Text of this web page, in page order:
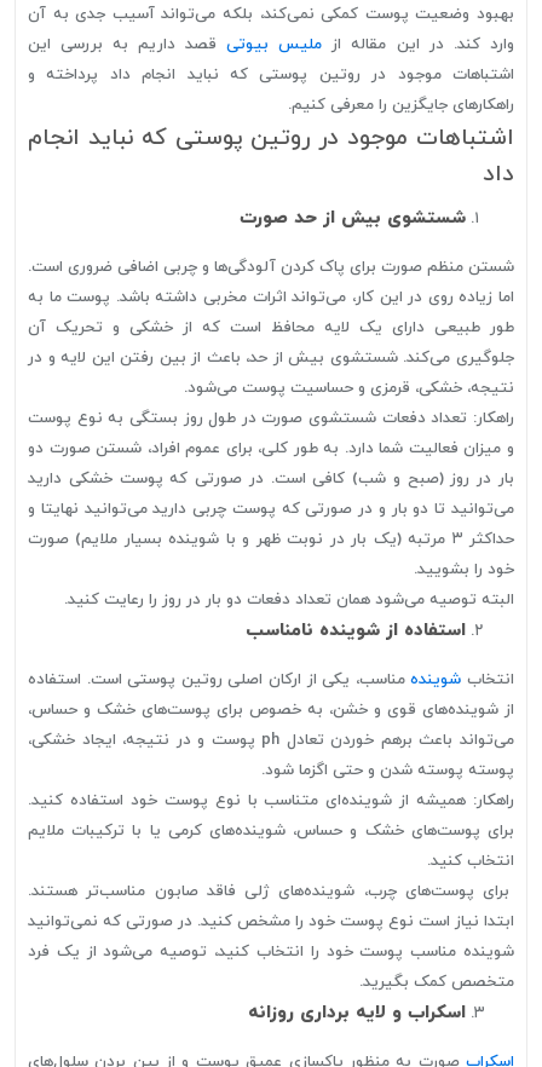
بهبود وضعیت پوست کمکی نمی‌کند، بلکه می‌تواند آسیب جدی به آن
وارد کند. در این مقاله از ملیس بیوتی قصد داریم به بررسی این
اشتباهات موجود در روتین پوستی که نباید انجام داد پرداخته و
راهکارهای جایگزین را معرفی کنیم.
اشتباهات موجود در روتین پوستی که نباید انجام
داد
شستشوی بیش از حد صورت
شستن منظم صورت برای پاک کردن آلودگی‌ها و چربی اضافی ضروری است.
اما زیاده روی در این کار، می‌تواند اثرات مخربی داشته باشد. پوست ما به
طور طبیعی دارای یک لایه محافظ است که از خشکی و تحریک آن
جلوگیری می‌کند. شستشوی بیش از حد، باعث از بین رفتن این لایه و در
نتیجه، خشکی، قرمزی و حساسیت پوست می‌شود.
راهکار: تعداد دفعات شستشوی صورت در طول روز بستگی به نوع پوست
و میزان فعالیت شما دارد. به طور کلی، برای عموم افراد، شستن صورت دو
بار در روز (صبح و شب) کافی است. در صورتی که پوست خشکی دارید
می‌توانید تا دو بار و در صورتی که پوست چربی دارید می‌توانید نهایتا و
حداکثر ۳ مرتبه (یک بار در نوبت ظهر و با شوینده بسیار ملایم) صورت
خود را بشویید.
البته توصیه می‌شود همان تعداد دفعات دو بار در روز را رعایت کنید.
استفاده از شوینده نامناسب
انتخاب شویندهمناسب، یکی از ارکان اصلی روتین پوستی است. استفاده
از شوینده‌های قوی و خشن، به خصوص برای پوست‌های خشک و حساس،
می‌تواند باعث برهم خوردن تعادل ph پوست و در نتیجه، ایجاد خشکی،
پوسته پوسته شدن و حتی اگزما شود.
راهکار: همیشه از شوینده‌ای متناسب با نوع پوست خود استفاده کنید.
برای پوست‌های خشک و حساس، شوینده‌های کرمی یا با ترکیبات ملایم
انتخاب کنید.
برای پوست‌های چرب، شوینده‌های ژلی فاقد صابون مناسب‌تر هستند.
ابتدا نیاز است نوع پوست خود را مشخص کنید. در صورتی که نمی‌توانید
شوینده مناسب پوست خود را انتخاب کنید، توصیه می‌شود از یک فرد
متخصص کمک بگیرید.
اسکراب و لایه برداری روزانه
اسکراب صورت به منظور پاکسازی عمیق پوست و از بین بردن سلول‌های